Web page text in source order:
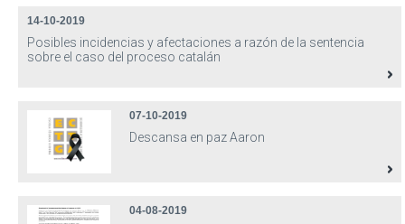
14-10-2019
Posibles incidencias y afectaciones a razón de la sentencia
sobre el caso del proceso catalán
07-10-2019
Descansa en paz Aaron
04-08-2019